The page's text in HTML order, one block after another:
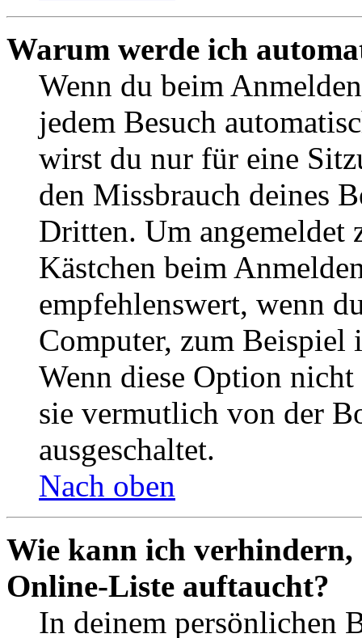
Warum werde ich
Wenn du beim
jedem Besuch
wirst du nur für eine
den Missbrauch deines
Dritten. Um angemeldet
Kästchen beim
empfehlenswert, wenn
Computer, zum Beispiel
Wenn diese Option
sie vermutlich von der
ausgeschaltet.
Nach oben
Wie kann ich verhindern,
Online-Liste auftaucht?
In deinem persönlichen